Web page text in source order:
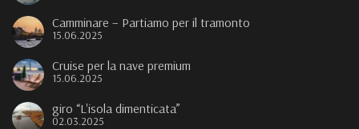
Camminare – Partiamo per il tramonto
15.06.2025
Cruise per la nave premium
15.06.2025
giro “L'isola dimenticata”
02.03.2025